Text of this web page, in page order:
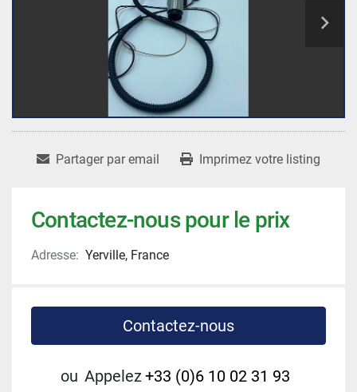
Partager par email Imprimez votre listing
Contactez-nous pour le prix
Adresse: Yerville, France
Contactez-nous
ou Appelez+33 (0)6 10 02 31 93